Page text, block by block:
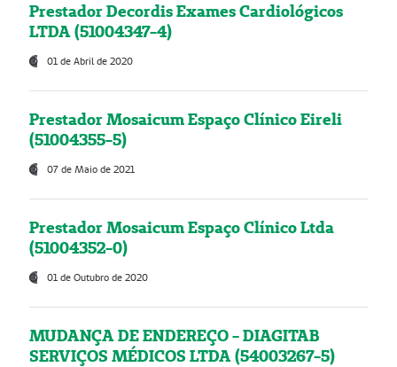
Prestador Decordis Exames Cardiológicos
LTDA (51004347-4)
01 de Abril de 2020
Prestador Mosaicum Espaço Clínico Eireli
(51004355-5)
07 de Maio de 2021
Prestador Mosaicum Espaço Clínico Ltda
(51004352-0)
01 de Outubro de 2020
MUDANÇA DE ENDEREÇO - DIAGITAB
SERVIÇOS MÉDICOS LTDA (54003267-5)